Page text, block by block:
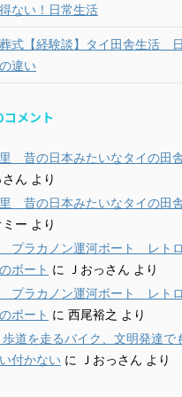
ない！日常生活
式【経験談】タイ田舎生活
違い
コメント
昔の日本みたいなタイの田
さん より
昔の日本みたいなタイの田
ー より
プラカノン運河ボート レト
ボート に Ｊおっさん より
プラカノン運河ボート レト
ボート に 西尾裕之 より
道を走るバイク、文明発達で
付かない に Ｊおっさん より